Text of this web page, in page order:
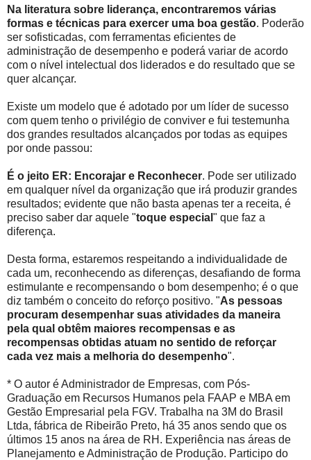
Na literatura sobre liderança, encontraremos várias
formas e técnicas para exercer uma boa gestão. Poderão
ser sofisticadas, com ferramentas eficientes de
administração de desempenho e poderá variar de acordo
com o nível intelectual dos liderados e do resultado que se
quer alcançar.
Existe um modelo que é adotado por um líder de sucesso
com quem tenho o privilégio de conviver e fui testemunha
dos grandes resultados alcançados por todas as equipes
por onde passou:
É o jeito ER: Encorajar e Reconhecer. Pode ser utilizado
em qualquer nível da organização que irá produzir grandes
resultados; evidente que não basta apenas ter a receita, é
preciso saber dar aquele "toque especial " que faz a
diferença.
Desta forma, estaremos respeitando a individualidade de
cada um, reconhecendo as diferenças, desafiando de forma
estimulante e recompensando o bom desempenho; é o que
diz também o conceito do reforço positivo. "As pessoas
procuram desempenhar suas atividades da maneira
pela qual obtêm maiores recompensas e as
recompensas obtidas atuam no sentido de reforçar
cada vez mais a melhoria do desempenho".
* O autor é Administrador de Empresas, com Pós-
Graduação em Recursos Humanos pela FAAP e MBA em
Gestão Empresarial pela FGV. Trabalha na 3M do Brasil
Ltda, fábrica de Ribeirão Preto, há 35 anos sendo que os
últimos 15 anos na área de RH. Experiência nas áreas de
Planejamento e Administração de Produção. Participo do